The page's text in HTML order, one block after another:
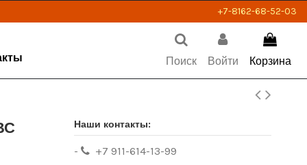
+7-8162-68-52-03
Поиск Войти Корзина
Наши контакты:
-
+7 911-614-13-99